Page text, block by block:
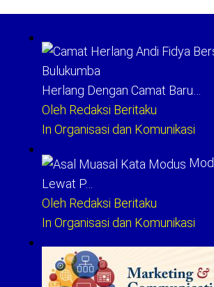
Herlang Dengan Camat Baru…
Oleh Redaksi Beritaku
In Organisasi dan Komunikasi
Lewat P…
Oleh Redaksi Beritaku
In Organisasi dan Komunikasi